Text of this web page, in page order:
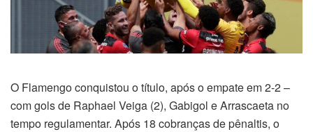
O Flamengo conquistou o título, após o empate em 2-2 –
com gols de Raphael Veiga (2), Gabigol e Arrascaeta no
tempo regulamentar. Após 18 cobranças de pênaltis, o